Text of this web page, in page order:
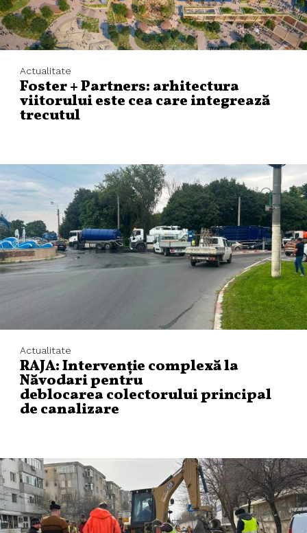
Actualitate
Foster + Partners: arhitectura
viitorului este cea care integrează
trecutul
Actualitate
RAJA: Intervenție complexă la
Năvodari pentru
deblocarea colectorului principal
de canalizare